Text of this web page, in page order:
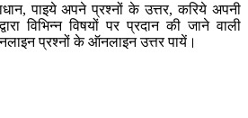
पाइये अपने प्रश्नों के उत्तर, करिये अपनी
विभिन्न विषयों पर प्रदान की जाने वाली
प्रश्नों के ऑनलाइन उत्तर पायें।